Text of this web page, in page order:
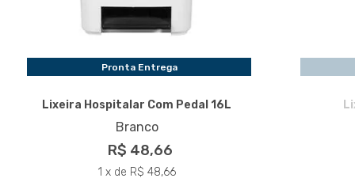
Pronta Entrega
Lixeira Hospitalar Com Pedal 16L
Branco
R$ 48,66
1 x de R$ 48,66